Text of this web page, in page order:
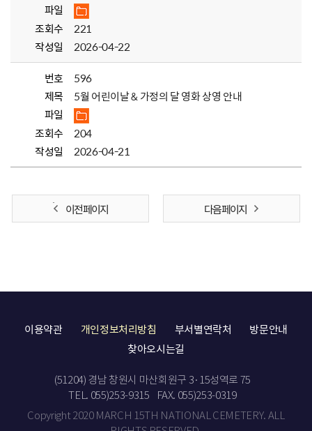
파일
조회수
221
작성일
2026-04-22
번호
596
제목
5월 어린이날 & 가정의 달 영화 상영 안내
파일
조회수
204
작성일
2026-04-21
이전 페이지 다음 페이지
이용약관 개인정보처리방침 부서별연락처
방문안내
찾아오시는길
(51204) 경남 창원시 마산회원구 3·15성역로 75
TEL. 055)253-9315
FAX. 055)253-0319
Copyright 2020 MARCH 15TH NATIONAL CEMETERY. ALL